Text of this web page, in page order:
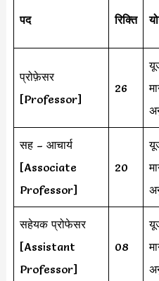
पद रिक्ति
प्रोफ़ेसर
[Professor]
26
सह – आचार्य
[Associate
Professor]
20
सहेयक प्रोफेसर
[Assistant
Professor]
08